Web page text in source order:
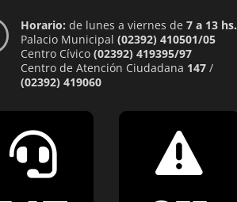
Horario: de lunes a viernes de 7 a 13 hs.
Palacio Municipal (02392) 410501/05
Centro Cívico (02392) 419395/97
Centro de Atención Ciudadana 147/
(02392) 419060
 